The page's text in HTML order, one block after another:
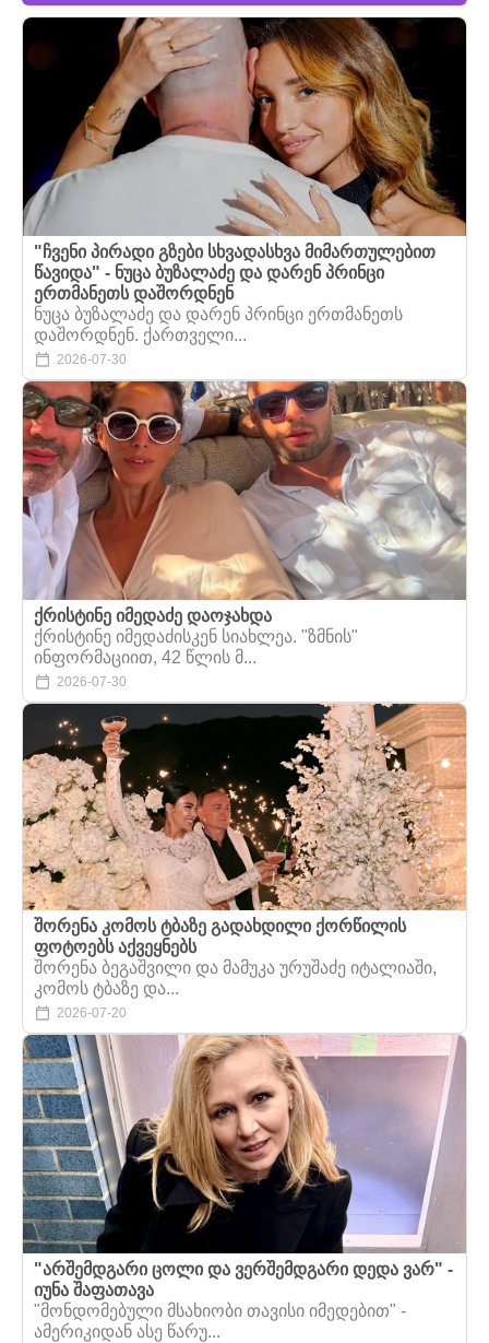
"ჩვენი პირადი გზები სხვადასხვა მიმართულებით
წავიდა" - ნუცა ბუზალაძე და დარენ პრინცი
ერთმანეთს დაშორდნენ
ნუცა ბუზალაძე და დარენ პრინცი ერთმანეთს
დაშორდნენ. ქართველი...
2026-07-30
ქრისტინე იმედაძე დაოჯახდა
ქრისტინე იმედაძისკენ სიახლეა. "ზმნის"
ინფორმაციით, 42 წლის მ...
2026-07-30
შორენა კომოს ტბაზე გადახდილი ქორწილის
ფოტოებს აქვეყნებს
შორენა ბეგაშვილი და მამუკა ურუშაძე იტალიაში,
კომოს ტბაზე და...
2026-07-20
"არშემდგარი ცოლი და ვერშემდგარი დედა ვარ" -
იუნა შაფათავა
"მონდომებული მსახიობი თავისი იმედებით" -
ამერიკიდან ასე წარუ...